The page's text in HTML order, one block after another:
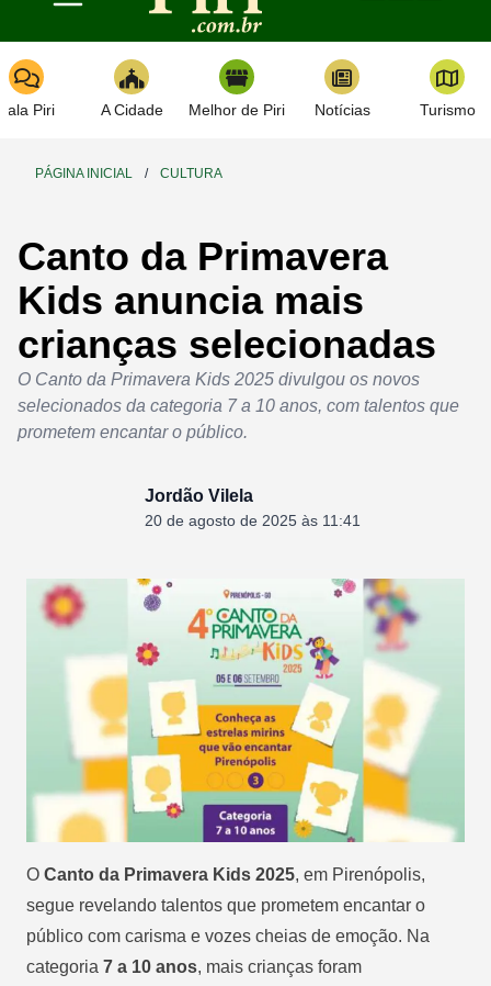
Toggle navigation
Piri A Cidade Melhor de Piri Notícias Turismo
PÁGINA INICIAL / CULTURA
Canto da Primavera
Kids anuncia mais
crianças selecionadas
O Canto da Primavera Kids 2025 divulgou os novos
selecionados da categoria 7 a 10 anos, com talentos que
prometem encantar o público.
Jordão Vilela
20 de agosto de 2025 às 11:41
O Canto da Primavera Kids 2025, em Pirenópolis,
segue revelando talentos que prometem encantar o
público com carisma e vozes cheias de emoção. Na
categoria 7 a 10 anos, mais crianças foram